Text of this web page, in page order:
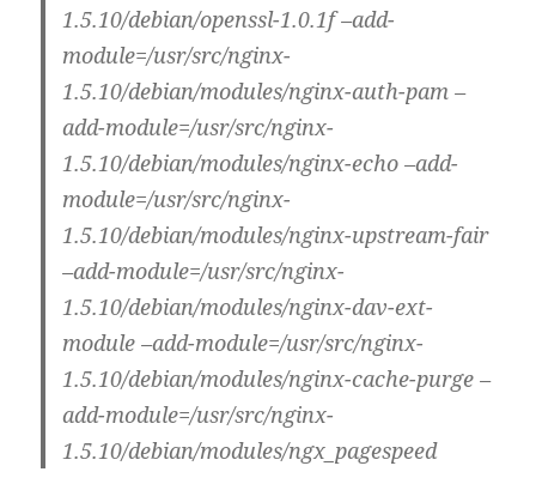
1.5.10/debian/openssl-1.0.1f –add-
module=/usr/src/nginx-
1.5.10/debian/modules/nginx-auth-pam –
add-module=/usr/src/nginx-
1.5.10/debian/modules/nginx-echo –add-
module=/usr/src/nginx-
1.5.10/debian/modules/nginx-upstream-fair
–add-module=/usr/src/nginx-
1.5.10/debian/modules/nginx-dav-ext-
module –add-module=/usr/src/nginx-
1.5.10/debian/modules/nginx-cache-purge –
add-module=/usr/src/nginx-
1.5.10/debian/modules/ngx_pagespeed